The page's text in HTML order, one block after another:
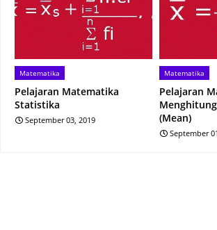
Matematika
Pelajaran Matematika
Statistika
September 03, 2019
Matematika
Pelajaran
(Mean)
September